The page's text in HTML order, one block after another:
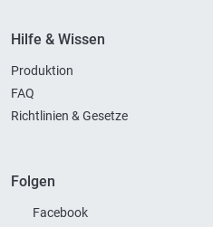
Hilfe & Wissen
Produktion
FAQ
Richtlinien & Gesetze
Folgen
Facebook